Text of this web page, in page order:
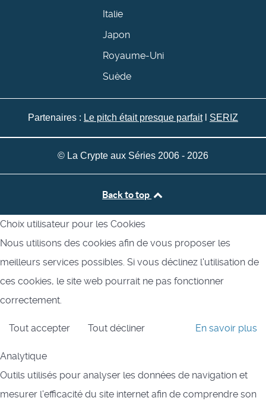
Italie
Japon
Royaume-Uni
Suède
Partenaires : Le pitch était presque parfaitl SERIZ
© La Crypte aux Séries 2006 - 2026
Back to top
Choix utilisateur pour les Cookies
Nous utilisons des cookies afin de vous proposer les
meilleurs services possibles. Si vous déclinez l'utilisation de
ces cookies, le site web pourrait ne pas fonctionner
correctement.
Tout accepter Tout décliner En savoir plus
Analytique
Outils utilisés pour analyser les données de navigation et
mesurer l'efficacité du site internet afin de comprendre son